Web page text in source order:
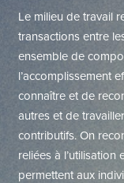
Le milieu de travail
transactions entre
ensemble de
l’accomplissement
connaître et de
autres et de
contributifs. On
reliées à
permettent aux